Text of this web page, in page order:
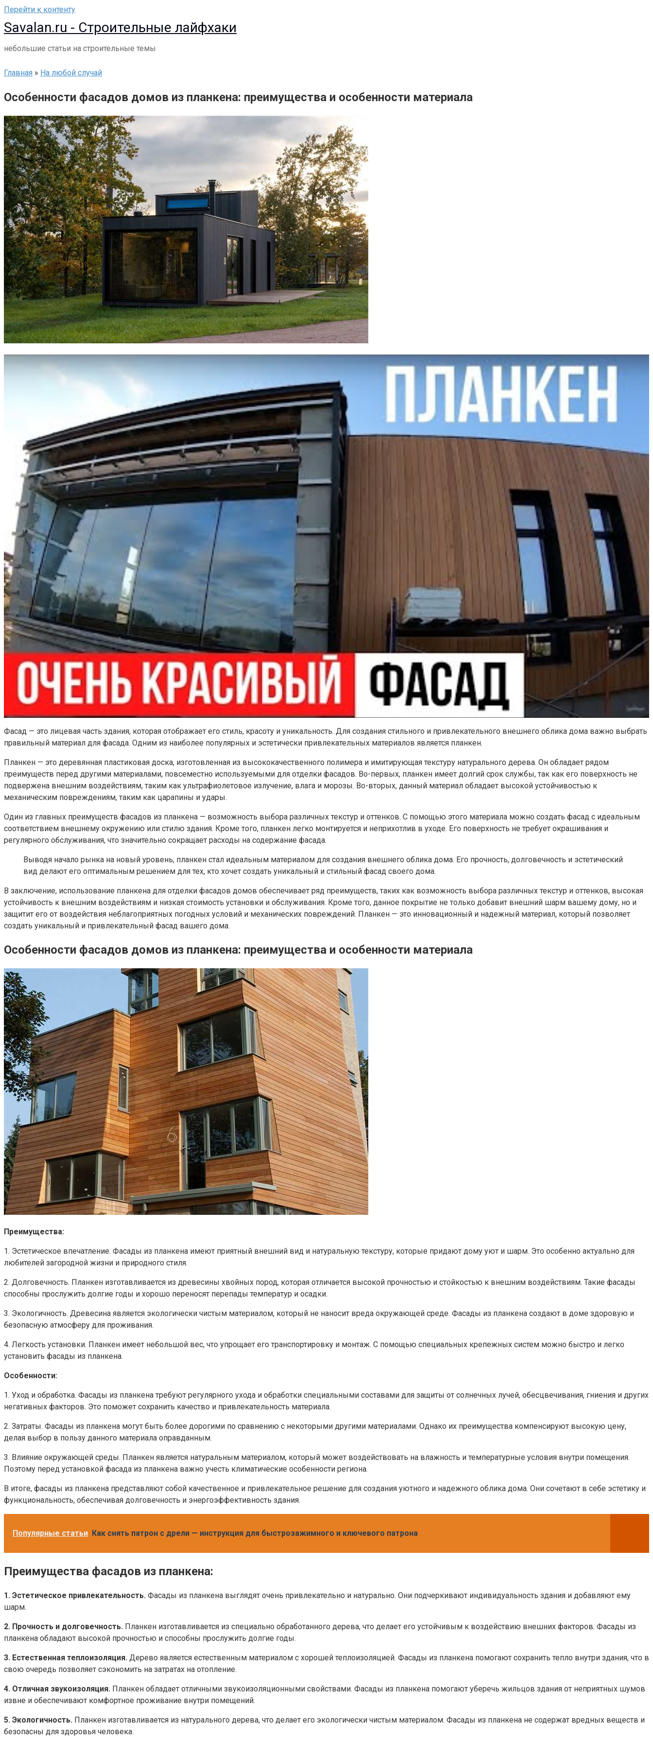
Перейти к контенту
Savalan.ru - Строительные лайфхаки
небольшие статьи на строительные темы
Главная » На любой случай
Особенности фасадов домов из планкена: преимущества и особенности материала
Фасад — это лицевая часть здания, которая отображает его стиль, красоту и уникальность. Для создания стильного и привлекательного внешнего облика дома важно выбрать
правильный материал для фасада. Одним из наиболее популярных и эстетически привлекательных материалов является планкен.
Планкен — это деревянная пластиковая доска, изготовленная из высококачественного полимера и имитирующая текстуру натурального дерева. Он обладает рядом
преимуществ перед другими материалами, повсеместно используемыми для отделки фасадов. Во-первых, планкен имеет долгий срок службы, так как его поверхность не
подвержена внешним воздействиям, таким как ультрафиолетовое излучение, влага и морозы. Во-вторых, данный материал обладает высокой устойчивостью к
механическим повреждениям, таким как царапины и удары.
Один из главных преимуществ фасадов из планкена — возможность выбора различных текстур и оттенков. С помощью этого материала можно создать фасад с идеальным
соответствием внешнему окружению или стилю здания. Кроме того, планкен легко монтируется и неприхотлив в уходе. Его поверхность не требует окрашивания и
регулярного обслуживания, что значительно сокращает расходы на содержание фасада.
Выводя начало рынка на новый уровень, планкен стал идеальным материалом для создания внешнего облика дома. Его прочность, долговечность и эстетический
вид делают его оптимальным решением для тех, кто хочет создать уникальный и стильный фасад своего дома.
В заключение, использование планкена для отделки фасадов домов обеспечивает ряд преимуществ, таких как возможность выбора различных текстур и оттенков, высокая
устойчивость к внешним воздействиям и низкая стоимость установки и обслуживания. Кроме того, данное покрытие не только добавит внешний шарм вашему дому, но и
защитит его от воздействия неблагоприятных погодных условий и механических повреждений. Планкен — это инновационный и надежный материал, который позволяет
создать уникальный и привлекательный фасад вашего дома.
Особенности фасадов домов из планкена: преимущества и особенности материала
Преимущества:
1. Эстетическое впечатление. Фасады из планкена имеют приятный внешний вид и натуральную текстуру, которые придают дому уют и шарм. Это особенно актуально для
любителей загородной жизни и природного стиля.
2. Долговечность. Планкен изготавливается из древесины хвойных пород, которая отличается высокой прочностью и стойкостью к внешним воздействиям. Такие фасады
способны прослужить долгие годы и хорошо переносят перепады температур и осадки.
3. Экологичность. Древесина является экологически чистым материалом, который не наносит вреда окружающей среде. Фасады из планкена создают в доме здоровую и
безопасную атмосферу для проживания.
4. Легкость установки. Планкен имеет небольшой вес, что упрощает его транспортировку и монтаж. С помощью специальных крепежных систем можно быстро и легко
установить фасады из планкена.
Особенности:
1. Уход и обработка. Фасады из планкена требуют регулярного ухода и обработки специальными составами для защиты от солнечных лучей, обесцвечивания, гниения и других
негативных факторов. Это поможет сохранить качество и привлекательность материала.
2. Затраты. Фасады из планкена могут быть более дорогими по сравнению с некоторыми другими материалами. Однако их преимущества компенсируют высокую цену,
делая выбор в пользу данного материала оправданным.
3. Влияние окружающей среды. Планкен является натуральным материалом, который может воздействовать на влажность и температурные условия внутри помещения.
Поэтому перед установкой фасада из планкена важно учесть климатические особенности региона.
В итоге, фасады из планкена представляют собой качественное и привлекательное решение для создания уютного и надежного облика дома. Они сочетают в себе эстетику и
функциональность, обеспечивая долговечность и энергоэффективность здания.
Популярные статьи Как снять патрон с дрели — инструкция для быстрозажимного и ключевого патрона
Преимущества фасадов из планкена:
1. Эстетическое привлекательность. Фасады из планкена выглядят очень привлекательно и натурально. Они подчеркивают индивидуальность здания и добавляют ему
шарм.
2. Прочность и долговечность. Планкен изготавливается из специально обработанного дерева, что делает его устойчивым к воздействию внешних факторов. Фасады из
планкена обладают высокой прочностью и способны прослужить долгие годы.
3. Естественная теплоизоляция. Дерево является естественным материалом с хорошей теплоизоляцией. Фасады из планкена помогают сохранить тепло внутри здания, что в
свою очередь позволяет сэкономить на затратах на отопление.
4. Отличная звукоизоляция. Планкен обладает отличными звукоизоляционными свойствами. Фасады из планкена помогают уберечь жильцов здания от неприятных шумов
извне и обеспечивают комфортное проживание внутри помещений.
5. Экологичность. Планкен изготавливается из натурального дерева, что делает его экологически чистым материалом. Фасады из планкена не содержат вредных веществ и
безопасны для здоровья человека.